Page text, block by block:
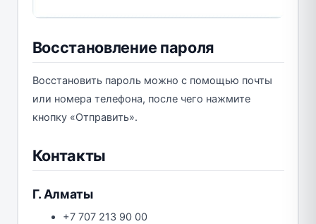
Восстановление пароля
Восстановить пароль можно с помощью почты
или номера телефона, после чего нажмите
кнопку «Отправить».
Контакты
Г. Алматы
+7 707 213 90 00